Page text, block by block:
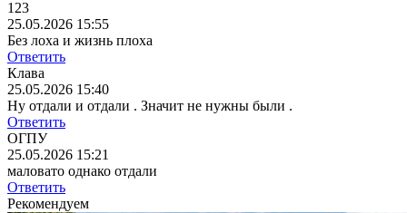
123
25.05.2026 15:55
Без лоха и жизнь плоха
Ответить
Клава
25.05.2026 15:40
Ну отдали и отдали . Значит не нужны были .
Ответить
ОГПУ
25.05.2026 15:21
маловато однако отдали
Ответить
Рекомендуем